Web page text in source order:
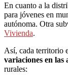
En cuanto a la
para jóvenes en
autónoma. Otra
Vivienda.
Así, cada territorio
variaciones en las
rurales: